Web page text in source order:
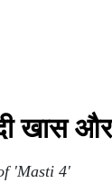
दी खास
'Masti 4'